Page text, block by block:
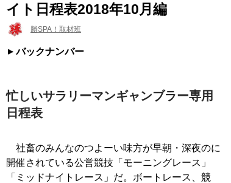
イト日程表2018年10月編
勝SPA！取材班
バックナンバー
忙しいサラリーマンギャンブラー専用
日程表
社畜のみんなのつよーい味方が早朝・深夜のに
開催されている公営競技「モーニングレース」
「ミッドナイトレース」だ。ボートレース、競